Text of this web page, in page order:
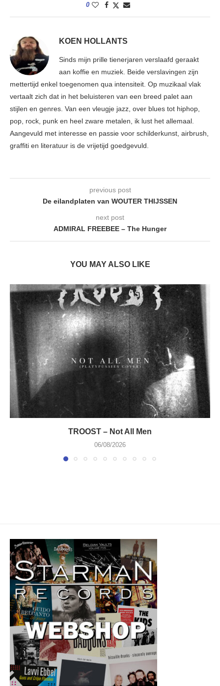
0
KOEN HOLLANTS
Sinds mijn prille tienerjaren verslaafd geraakt
aan koffie en muziek. Beide verslavingen zijn
mettertijd enkel toegenomen qua intensiteit. Op muzikaal vlak
vertaalt zich dat in het beluisteren van een breed palet aan
stijlen en genres. Van een vleugje jazz, over blues tot hiphop,
pop, rock, punk en heel zware metalen, ik lust het allemaal.
Aangevuld met interesse en passie voor schilderkunst, airbrush,
graffiti en literatuur is de vrijetijd goedgevuld.
previous post
De eilandplaten van WOUTER THIJSSEN
next post
ADMIRAL FREEBEE – The Hunger
YOU MAY ALSO LIKE
TROOST – Not All Men
06/08/2026